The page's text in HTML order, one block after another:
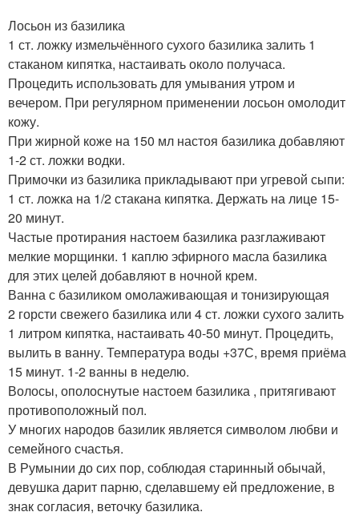
Лосьон из базилика
1 ст. ложку измельчённого сухого базилика залить 1
стаканом кипятка, настаивать около получаса.
Процедить использовать для умывания утром и
вечером. При регулярном применении лосьон омолодит
кожу.
При жирной коже на 150 мл настоя базилика добавляют
1-2 ст. ложки водки.
Примочки из базилика прикладывают при угревой сыпи:
1 ст. ложка на 1/2 стакана кипятка. Держать на лице 15-
20 минут.
Частые протирания настоем базилика разглаживают
мелкие морщинки. 1 каплю эфирного масла базилика
для этих целей добавляют в ночной крем.
Ванна с базиликом омолаживающая и тонизирующая
2 горсти свежего базилика или 4 ст. ложки сухого залить
1 литром кипятка, настаивать 40-50 минут. Процедить,
вылить в ванну. Температура воды +37С, время приёма
15 минут. 1-2 ванны в неделю.
Волосы, ополоснутые настоем базилика , притягивают
противоположный пол.
У многих народов базилик является символом любви и
семейного счастья.
В Румынии до сих пор, соблюдая старинный обычай,
девушка дарит парню, сделавшему ей предложение, в
знак согласия, веточку базилика.